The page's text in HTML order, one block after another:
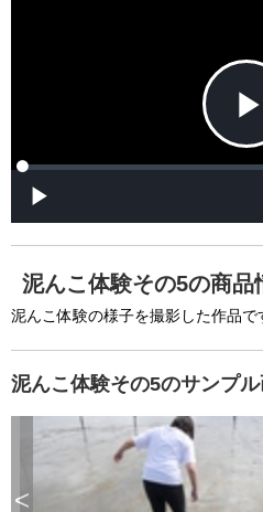
l
V
a
L
d
0
P
e
s
%
泥んこ体験その5の商品
泥んこ体験の様子を撮影した作品で
泥んこ体験その5のサンプ
<